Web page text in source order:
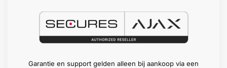
Garantie en support gelden alleen bij aankoop via een